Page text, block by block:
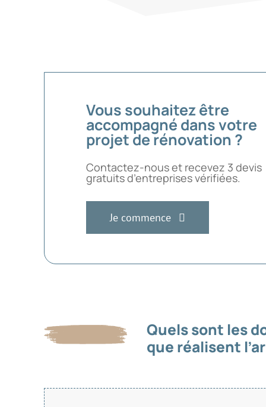
Vous souhaitez être
accompagné dans votre
projet de rénovation ?
Contactez-nous et recevez 3 devis
gratuits d’entreprises vérifiées.
Je commence
Quels sont les
que réalisent